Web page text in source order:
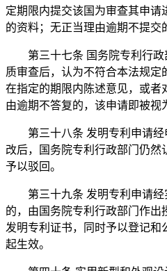
定期限内提交该国为审查其申请
的资料；无正当理由逾期不提交
第三十七条 国务院专利行
质审查后，认为不符合本法规
在指定的期限内陈述意见，或者
由逾期不答复的，该申请即被视
第三十八条 发明专利申请
改后，国务院专利行政部门仍然
予以驳回。
第三十九条 发明专利申请
的，由国务院专利行政部门作出
发明专利证书，同时予以登记和
起生效。